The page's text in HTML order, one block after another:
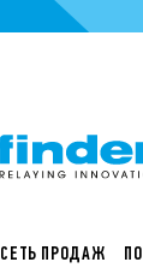
СЕТЬ ПРОДАЖ